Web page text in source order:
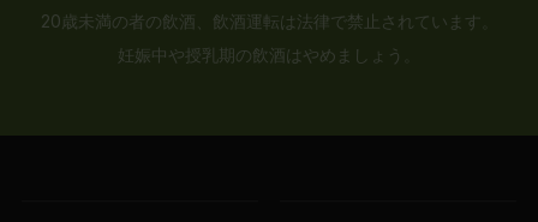
20歳未満の者の飲酒、飲酒運転は法律で禁止されています。
妊娠中や授乳期の飲酒はやめましょう。